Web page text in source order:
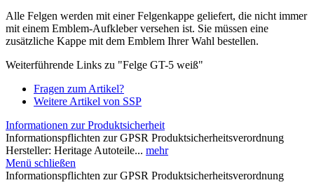
Alle Felgen werden mit einer Felgenkappe geliefert, die nicht immer
mit einem Emblem-Aufkleber versehen ist. Sie müssen eine
zusätzliche Kappe mit dem Emblem Ihrer Wahl bestellen.
Weiterführende Links zu "Felge GT-5 weiß"
Fragen zum Artikel?
Weitere Artikel von SSP
Informationen zur Produktsicherheit
Informationspflichten zur GPSR Produktsicherheitsverordnung
Hersteller: Heritage Autoteile... mehr
Menü schließen
Informationspflichten zur GPSR Produktsicherheitsverordnung